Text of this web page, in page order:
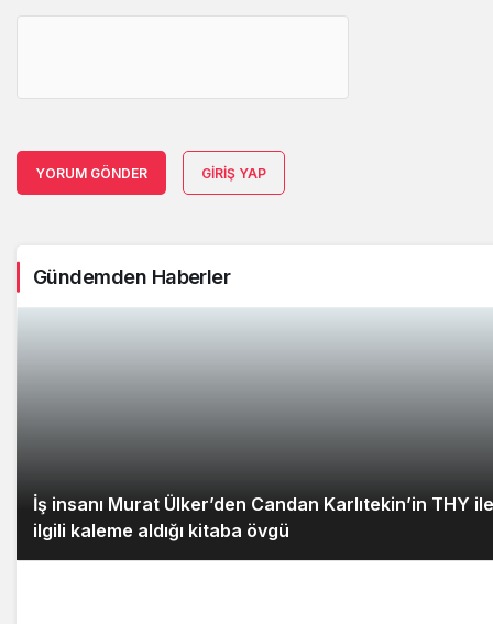
YORUM GÖNDER GIRIŞ YAP
Gündemden Haberler
İş insanı Murat Ülker’den Candan Karlıtekin’in THY ile
ilgili kaleme aldığı kitaba övgü